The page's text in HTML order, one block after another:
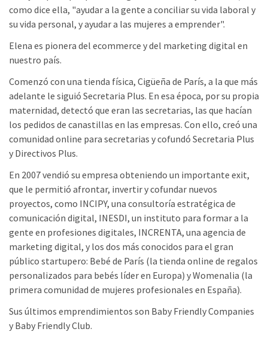
como dice ella, "ayudar a la gente a conciliar su vida laboral y
su vida personal, y ayudar a las mujeres a emprender".
Elena es pionera del ecommerce y del marketing digital en
nuestro país.
Comenzó con una tienda física, Cigüeña de París, a la que más
adelante le siguió Secretaria Plus. En esa época, por su propia
maternidad, detectó que eran las secretarias, las que hacían
los pedidos de canastillas en las empresas. Con ello, creó una
comunidad online para secretarias y cofundó Secretaria Plus
y Directivos Plus.
En 2007 vendió su empresa obteniendo un importante exit,
que le permitió afrontar, invertir y cofundar nuevos
proyectos, como INCIPY, una consultoría estratégica de
comunicación digital, INESDI, un instituto para formar a la
gente en profesiones digitales, INCRENTA, una agencia de
marketing digital, y los dos más conocidos para el gran
público startupero: Bebé de París (la tienda online de regalos
personalizados para bebés líder en Europa) y Womenalia (la
primera comunidad de mujeres profesionales en España).
Sus últimos emprendimientos son Baby Friendly Companies
y Baby Friendly Club.